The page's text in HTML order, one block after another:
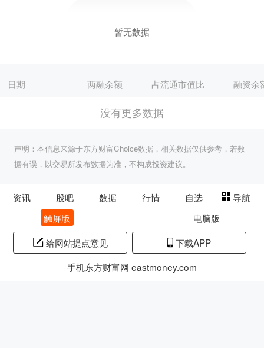
暂无数据
日期 两融余额 占流通市值比 融资余
没有更多数据
声明：本信息来源于东方财富Choice数据，相关数据仅供参考，若数
据有误，以交易所发布数据为准，不构成投资建议。
资讯 股吧 数据 行情 自选
导航
触屏版
电脑版
给网站提点意见
下载APP
手机东方财富网 eastmoney.com